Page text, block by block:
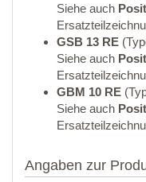
Siehe auch
GSB 13 RE
Siehe auch
GBM 10 RE
Siehe auch
Angaben zur